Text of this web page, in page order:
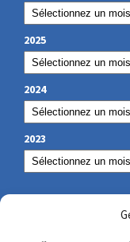
2025
2024
2023
NOS